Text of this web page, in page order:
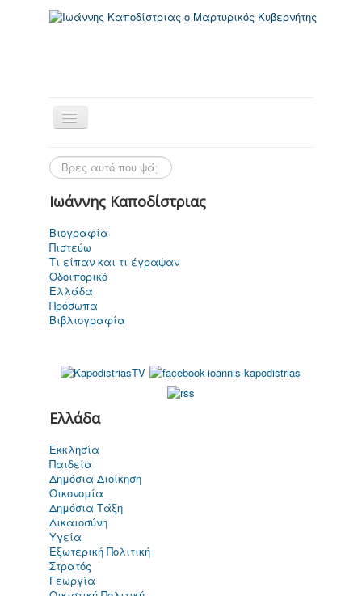
Για παιδιά ....
καi όχι μόνο
Ιωάννης Καποδίστριας
Βιογραφία
Πιστεύω
Τι είπαν και τι έγραψαν
Οδοιπορικό
Ελλάδα
Πρόσωπα
Βιβλιογραφία
Ελλάδα
Εκκλησία
Παιδεία
Δημόσια Διοίκηση
Οικονομία
Δημόσια Τάξη
Δικαιοσύνη
Υγεία
Εξωτερική Πολιτική
Στρατός
Γεωργία